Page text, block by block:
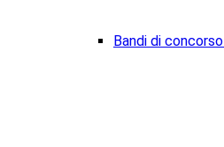
Bandi di concorso